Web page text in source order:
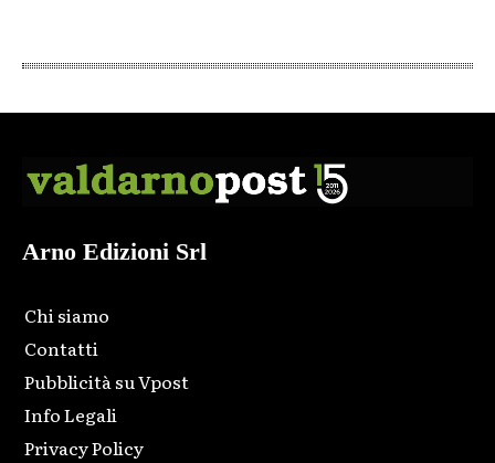
Arno Edizioni Srl
Chi siamo
Contatti
Pubblicità su Vpost
Info Legali
Privacy Policy